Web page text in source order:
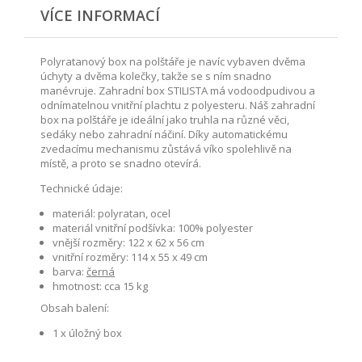
VÍCE INFORMACÍ
Polyratanový box na polštáře je navíc vybaven dvěma
úchyty a dvěma kolečky, takže se s ním snadno
manévruje. Zahradní box STILISTA má vodoodpudivou a
odnímatelnou vnitřní plachtu z polyesteru. Náš zahradní
box na polštáře je ideální jako truhla na různé věci,
sedáky nebo zahradní náčiní. Díky automatickému
zvedacímu mechanismu zůstává víko spolehlivě na
místě, a proto se snadno otevírá.
Technické údaje:
materiál: polyratan, ocel
materiál vnitřní podšívka: 100% polyester
vnější rozměry: 122 x 62 x 56 cm
vnitřní rozměry: 114 x 55 x 49 cm
barva: černá
hmotnost: cca 15 kg
Obsah balení:
1 x úložný box